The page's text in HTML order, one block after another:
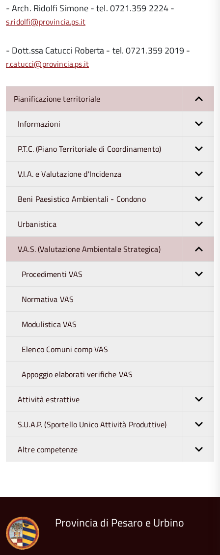
- Arch. Ridolfi Simone - tel. 0721.359 2224 -
s.ridolfi@provincia.ps.it
- Dott.ssa Catucci Roberta - tel. 0721.359 2019 -
r.catucci@provincia.ps.it
Pianificazione territoriale
Informazioni
P.T.C. (Piano Territoriale di Coordinamento)
V.I.A. e Valutazione d'Incidenza
Beni Paesistico Ambientali - Condono
Urbanistica
V.A.S. (Valutazione Ambientale Strategica)
Procedimenti VAS
Normativa VAS
Modulistica VAS
Elenco Comuni comp VAS
Appoggio elaborati verifiche VAS
Attività estrattive
S.U.A.P. (Sportello Unico Attività Produttive)
Altre competenze
del
Provincia di Pesaro e Urbino